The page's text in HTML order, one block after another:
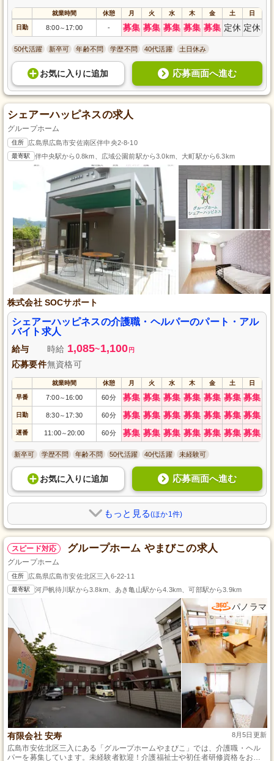
就業時間 休憩 月 火 水 木 金 土 日
日勤 8:00～ 17:00 - 募集 募集 募集 募集 募集 定休 定休
50代活躍 新卒可 年齢不問 学歴不問 40代活躍 土日休み
お気に入り に追加 応募画面へ進む
シェアーハッピネスの求人
グループホーム
住所 広島県広島市安佐南区伴中央2-8-10
最寄駅 伴中央駅から0.8km、広域公園前駅から3.0km、大町駅から6.3km
株式会社 SOCサポート
シェアーハッピネスの介護職・ヘルパーのパート・アル
バイト求人
給与 時給 1,085~1,100 円
応募要件無資格可
就業時間 休憩 月 火 水 木 金 土 日
早番 7:00～ 16:00 60分 募集 募集 募集 募集 募集 募集 募集
日勤 8:30～ 17:30 60分 募集 募集 募集 募集 募集 募集 募集
遅番 11:00～20:00 60分 募集 募集 募集 募集 募集 募集 募集
新卒可 学歴不問 年齢不問 50代活躍 40代活躍 未経験可
お気に入り に追加 応募画面へ進む
もっと見る(ほか1件)
スピード対応 グループホーム やまびこの求人
グループホーム
住所 広島県広島市安佐北区三入6-22-11
最寄駅 河戸帆待川駅から3.8km、あき亀山駅から4.3km、可部駅から3.9km
パノラマ
有限会社 安寿 8月5日更新
広島市安佐北区三入にある「グループホームやまびこ」では、介護職・ヘル
パーを募集しています。未経験者歓迎！介護福祉士や初任者研修資格をお持